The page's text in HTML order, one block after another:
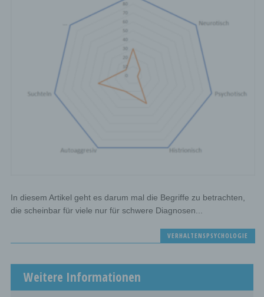
In diesem Artikel geht es darum mal die Begriffe zu betrachten,
die scheinbar für viele nur für schwere Diagnosen...
VERHALTENSPSYCHOLOGIE
Weitere Informationen